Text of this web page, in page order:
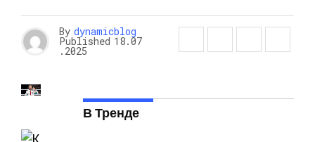
By dynamicblog
Published 18.07
.2025
В Тренде